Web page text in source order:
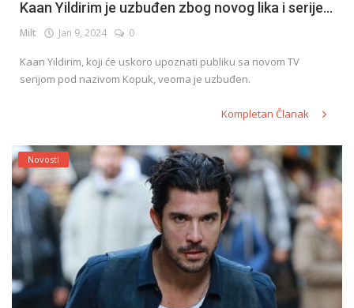
Kaan Yildirim je uzbuđen zbog novog lika i serije...
Milt Jan 9, 2024 0
Kaan Yildirim, koji će uskoro upoznati publiku sa novom TV
serijom pod nazivom Kopuk, veoma je uzbuđen.
Kompletan Članak
Novosti